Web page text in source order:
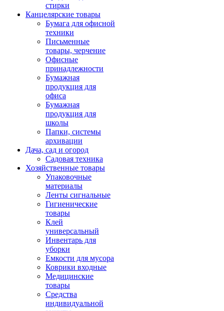
стирки
Канцелярские товары
Бумага для офисной
техники
Письменные
товары, черчение
Офисные
принадлежности
Бумажная
продукция для
офиса
Бумажная
продукция для
школы
Папки, системы
архивации
Дача, сад и огород
Садовая техника
Хозяйственные товары
Упаковочные
материалы
Ленты сигнальные
Гигиенические
товары
Клей
универсальный
Инвентарь для
уборки
Емкости для мусора
Коврики входные
Медицинские
товары
Средства
индивидуальной